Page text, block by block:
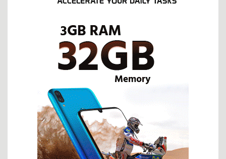
পোশাকের রং বদল নয়, দরকার নৈতিকতার পুনর্গঠন ও মানোন্নয়ন
প্রিয় আক্তার ভাই, ক্ষমা করবেন আমায়
কৃষক কার্ড বিতরণ অনুষ্ঠানের প্রস্তুতি পরিদর্শন করলেন ফকির মাহবুব আনাম
জাইমা রহমানের প্রতিভা দেশের সেবায় কাজে লাগান
জুলাই সনদ: ভবিষ্যৎ রাজনীতির টার্নিং পয়েন্ট
দুই সপ্তাহের যুদ্ধ বিরতিতে কার জয় কার পরাজয়?
‘পাগল’ ট্রাম্পকে থামাবে কে?
ইরানে স্থল যুদ্ধ এবং মার্কিন ৮২ এয়ারবোর্ন ডিভিশন
ফাঁসিও যথেষ্ট নয় এই নিপীড়কের শাস্তি